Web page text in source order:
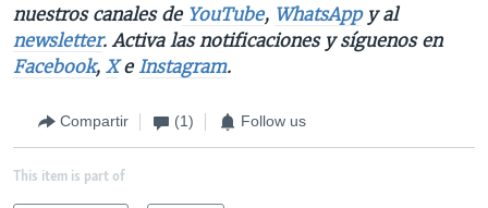
nuestros canales deYouTube, WhatsAppy al
newsletter. Activa las notificaciones y síguenos en
Facebook, Xe Instagram.
Compartir (1) Follow us
This item is part of